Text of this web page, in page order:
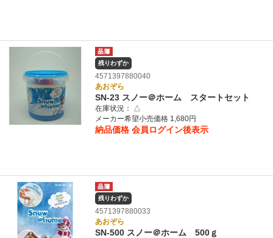
残りわずか
4571397880040
あおぞら
SN-23 スノー＠ホーム スタートセット
在庫状況：
△
メーカー希望小売価格 1,680円
納品価格 会員ログイン後表示
残りわずか
4571397880033
あおぞら
SN-500 スノー＠ホーム 500ｇ